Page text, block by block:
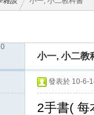
0
小一, 小二教
發表於 10-6-
2手書( 每